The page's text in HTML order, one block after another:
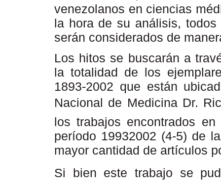
venezolanos en ciencias
la hora de su análisis,
serán considerados de
Los hitos se buscarán a
la totalidad de los
1893-2002 que están
Nacional de Medicina Dr.
los trabajos encontrados
período 19932002 (4-5) de
mayor cantidad de artículos
Si bien este trabajo se